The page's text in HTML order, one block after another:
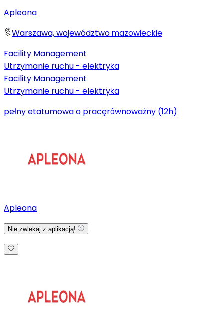
Apleona
Warszawa, województwo mazowieckie
Facility Management
Utrzymanie ruchu - elektryka
Facility Management
Utrzymanie ruchu - elektryka
pełny etatumowa o pracęrównoważny (12h)
Apleona
Nie zwlekaj z aplikacją!